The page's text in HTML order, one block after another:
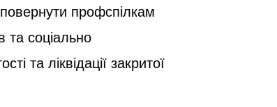
профспілкам
та соціально
та ліквідації закритої